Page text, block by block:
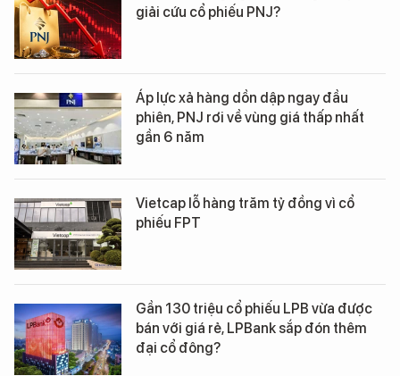
giải cứu cổ phiếu PNJ?
Áp lực xả hàng dồn dập ngay đầu
phiên, PNJ rơi về vùng giá thấp nhất
gần 6 năm
Vietcap lỗ hàng trăm tỷ đồng vì cổ
phiếu FPT
Gần 130 triệu cổ phiếu LPB vừa được
bán với giá rẻ, LPBank sắp đón thêm
đại cổ đông?